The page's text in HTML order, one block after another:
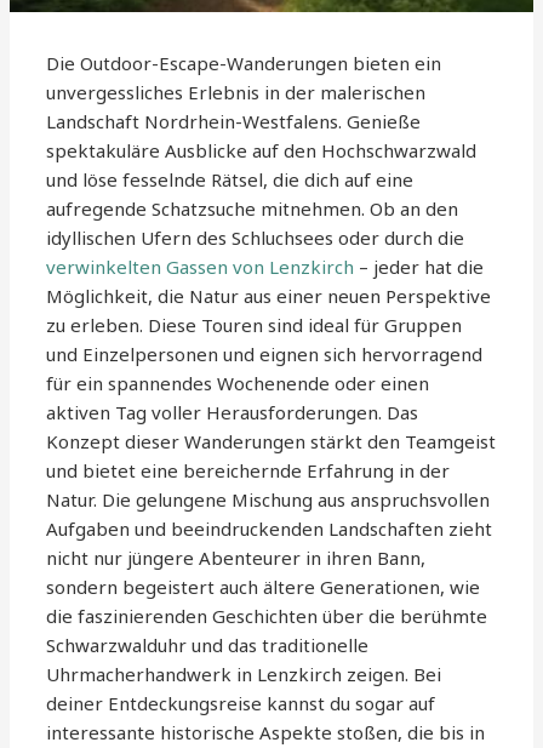
Die Outdoor-Escape-Wanderungen bieten ein
unvergessliches Erlebnis in der malerischen
Landschaft Nordrhein-Westfalens. Genieße
spektakuläre Ausblicke auf den Hochschwarzwald
und löse fesselnde Rätsel, die dich auf eine
aufregende Schatzsuche mitnehmen. Ob an den
idyllischen Ufern des Schluchsees oder durch die
verwinkelten Gassen von Lenzkirch – jeder hat die
Möglichkeit, die Natur aus einer neuen Perspektive
zu erleben. Diese Touren sind ideal für Gruppen
und Einzelpersonen und eignen sich hervorragend
für ein spannendes Wochenende oder einen
aktiven Tag voller Herausforderungen. Das
Konzept dieser Wanderungen stärkt den Teamgeist
und bietet eine bereichernde Erfahrung in der
Natur. Die gelungene Mischung aus anspruchsvollen
Aufgaben und beeindruckenden Landschaften zieht
nicht nur jüngere Abenteurer in ihren Bann,
sondern begeistert auch ältere Generationen, wie
die faszinierenden Geschichten über die berühmte
Schwarzwalduhr und das traditionelle
Uhrmacherhandwerk in Lenzkirch zeigen. Bei
deiner Entdeckungsreise kannst du sogar auf
interessante historische Aspekte stoßen, die bis in